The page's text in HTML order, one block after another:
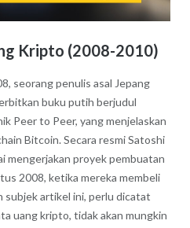
Kripto (2008-2010)
seorang penulis asal Jepang
buku putih berjudul
Peer to Peer, yang menjelaskan
Bitcoin. Secara resmi Satoshi
mengerjakan proyek pembuatan
2008, ketika mereka membeli
subjek artikel ini, perlu dicatat
uang kripto, tidak akan mungkin